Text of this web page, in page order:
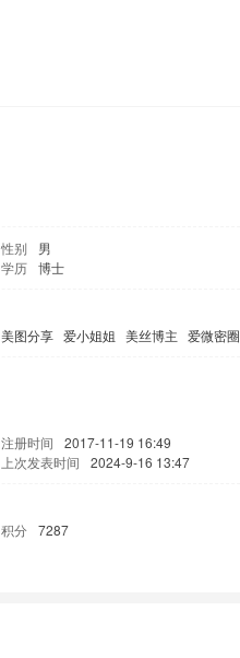
性别 男
学历 博士
美图分享 爱小姐姐 美丝博主 爱微密圈
注册时间 2017-11-19 16:49
上次发表时间 2024-9-16 13:47
积分 7287